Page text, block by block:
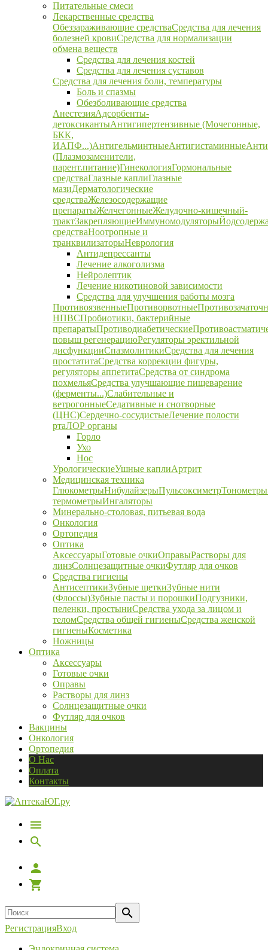
Питательные смеси
Лекарственные средства
Обеззараживающие средстваСредства для лечения
болезней кровиСредства для нормализации
обмена веществ
Средства для лечения костей
Средства для лечения суставов
Средства для лечения боли, температуры
Боль и спазмы
Обезболивающие средства
АнестезияАдсорбенты-
детоксикантыАнтигипертензивные (Мочегонные,
БКК,
ИАПФ...)АнтигельминтныеАнтигистаминные
(Плазмозаменители,
парент.питание)ГинекологияГормональные
средстваГлазные каплиГлазные
мазиДерматологические
средстваЖелезосодержащие
препаратыЖелчегонныеЖелудочно-кишечный-
трактЗакрепляющиеИммуномодуляторы
средстваНоотропные и
транквилизаторыНеврология
Антидепрессанты
Лечение алкоголизма
Нейролептик
Лечение никотиновой зависимости
Средства для улучшения работы мозга
ПротивоязвенныеПротиворвотные
НПВСПробиотики, бактерийные
препаратыПротиводиабетические
повыш регенерациюРегуляторы эректильной
дисфункцииСпазмолитикиСредства для лечения
простатитаСредства коррекции фигуры,
регуляторы аппетитаСредства от синдрома
похмельяСредства улучшающие пищеварение
(ферменты...)Слабительные и
ветрогонныеСедативные и снотворные
(ЦНС)Сердечно-сосудистыеЛечение полости
ртаЛОР органы
Горло
Ухо
Нос
УрологическиеУшные каплиАртрит
Медицинская техника
ГлюкометрыНибулайзерыПульсоксиметрТонометры
термометрыИнгаляторы
Минерально-столовая, питьевая вода
Онкология
Ортопедия
Оптика
АксессуарыГотовые очкиОправыРастворы для
линзСолнцезащитные очкиФутляр для очков
Средства гигиены
АнтисептикиЗубные щеткиЗубные нити
(Флоссы)Зубные пасты и порошкиПодгузники,
пеленки, простыниСредства ухода за лицом и
теломСредства общей гигиеныСредства женской
гигиеныКосметика
Ножницы
Оптика
Аксессуары
Готовые очки
Оправы
Растворы для линз
Солнцезащитные очки
Футляр для очков
Вакцины
Онкология
Ортопедия
О Нас
Оплата
Контакты
РегистрацияВход